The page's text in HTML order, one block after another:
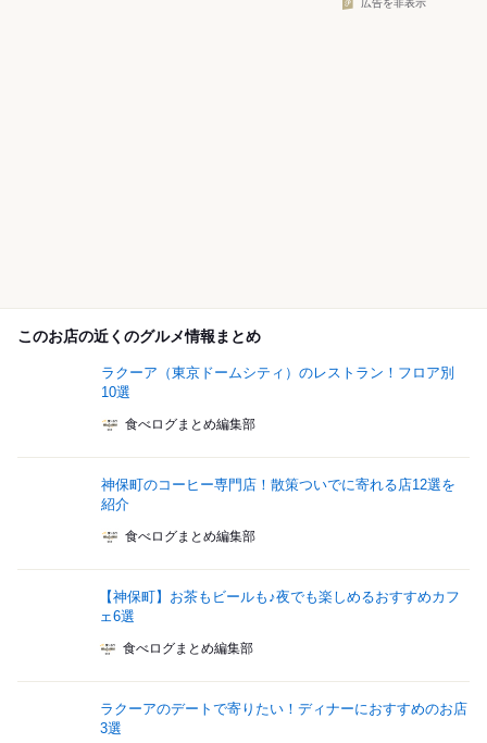
広告を非表示
このお店の近くのグルメ情報まとめ
ラクーア（東京ドームシティ）のレストラン！フロア別
10選
食べログまとめ編集部
神保町のコーヒー専門店！散策ついでに寄れる店12選を
紹介
食べログまとめ編集部
【神保町】お茶もビールも♪夜でも楽しめるおすすめカフ
ェ6選
食べログまとめ編集部
ラクーアのデートで寄りたい！ディナーにおすすめのお店
3選